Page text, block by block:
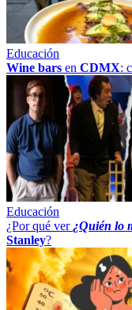
Educación
Wine bars en CDMX:
Educación
¿Por qué ver ¿Quién lo
Stanley?